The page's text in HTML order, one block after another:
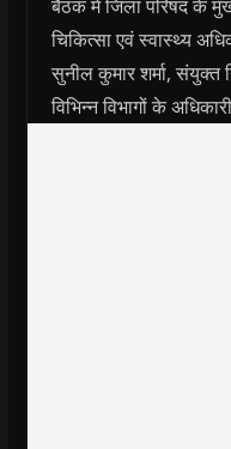
बैठक में जिला परिषद के
चिकित्‍सा एवं स्‍वास्‍थ्‍य
सुनील कुमार शर्मा, संयुक्‍त
विभिन्‍न विभागों के